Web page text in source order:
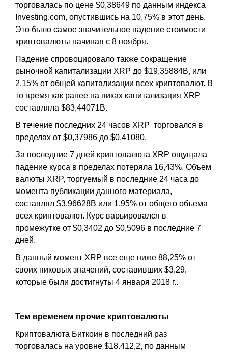
торговалась по цене $0,38649 по данным индекса
Investing.com, опустившись на 10,75% в этот день.
Это было самое значительное падение стоимости
криптовалюты начиная с 8 ноября.
Падение спровоцировало также сокращение
рыночной капитализации XRP до $19,35884B, или
2,15% от общей капитализации всех криптовалют. В
то время как ранее на пиках капитализация XRP
составляла $83,44071B.
В течение последних 24 часов XRP торговался в
пределах от $0,37986 до $0,41080.
За последние 7 дней криптовалюта XRP ощущала
падение курса в пределах потеряла 16,43%. Объем
валюты XRP, торгуемый в последние 24 часа до
момента публикации данного материала,
составлял $3,96628B или 1,95% от общего объема
всех криптовалют. Курс варьировался в
промежутке от $0,3402 до $0,5096 в последние 7
дней.
В данный момент XRP все еще ниже 88,25% от
своих пиковых значений, составивших $3,29,
которые были достигнуты 4 января 2018 г..
Тем временем прочие криптовалюты
Криптовалюта Биткоин в последний раз
торговалась на уровне $18.412,2, по данным